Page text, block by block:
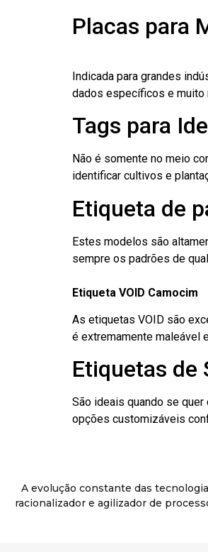
Placas para
Indicada para grandes
dados específicos e muito
Tags para
Não é somente no meio
identificar cultivos e
Etiqueta de
Estes modelos são
sempre os padrões de
Etiqueta VOID Camocim
As etiquetas VOID são
é extremamente maleável
Etiquetas de
São ideais quando se
opções customizáveis
A evolução constante das
racionalizador e agilizador de